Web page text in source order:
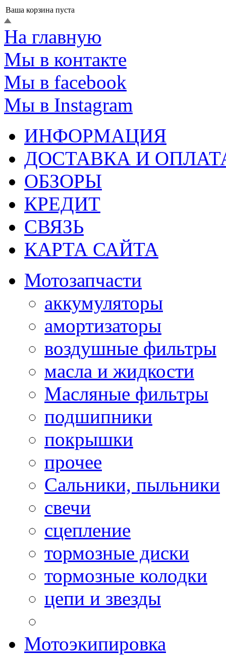
Ваша корзина пуста
На главную
Мы в контакте
Мы в facebook
Мы в Instagram
ИНФОРМАЦИЯ
ДОСТАВКА И
ОБЗОРЫ
КРЕДИТ
СВЯЗЬ
КАРТА САЙТА
Мотозапчасти
аккумуляторы
амортизаторы
воздушные фильтры
масла и жидкости
Масляные фильтры
подшипники
покрышки
прочее
Сальники, пыльники
свечи
сцепление
тормозные диски
тормозные колодки
цепи и звезды
Мотоэкипировка